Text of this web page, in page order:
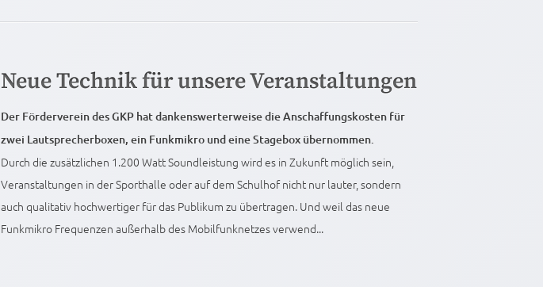
Neue Technik für unsere Veranstaltungen
Der Förderverein des GKP hat dankenswerterweise die Anschaffungskosten für
zwei Lautsprecherboxen, ein Funkmikro und eine Stagebox übernommen.
Durch die zusätzlichen 1.200 Watt Soundleistung wird es in Zukunft möglich sein,
Veranstaltungen in der Sporthalle oder auf dem Schulhof nicht nur lauter, sondern
auch qualitativ hochwertiger für das Publikum zu übertragen. Und weil das neue
Funkmikro Frequenzen außerhalb des Mobilfunknetzes verwend...